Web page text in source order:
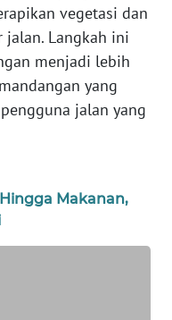
vegetasi dan
Langkah ini
menjadi lebih
yang
jalan yang
Makanan,